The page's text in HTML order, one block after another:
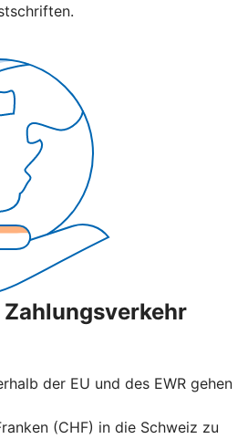
der EU und des EWR gehen
(CHF) in die Schweiz zu